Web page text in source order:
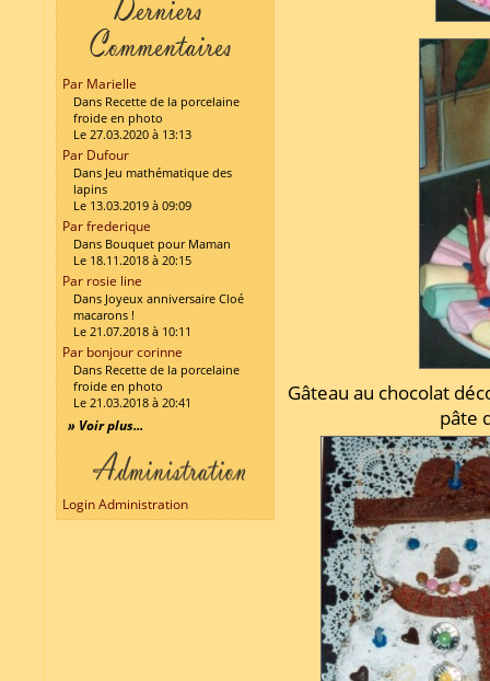
Par Marielle
Dans Recette de la porcelaine
froide en photo
Le 27.03.2020 à 13:13
Par Dufour
Dans Jeu mathématique des
lapins
Le 13.03.2019 à 09:09
Par frederique
Dans Bouquet pour Maman
Le 18.11.2018 à 20:15
Par rosie line
Dans Joyeux anniversaire Cloé
macarons !
Le 21.07.2018 à 10:11
Par bonjour corinne
Dans Recette de la porcelaine
froide en photo
Le 21.03.2018 à 20:41
» Voir plus...
Login Administration
Gâteau au chocolat
pâte